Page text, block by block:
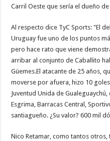
Carril Oeste que sería el dueño de
Al respecto dice TyC Sports: "El
Uruguay fue uno de los puntos
pero hace rato que viene
arribar al conjunto de Caballito
Güemes.El atacante de 25 años,
moverse por afuera, hizo 10
Juventud Unida de
Esgrima, Barracas Central,
santiagueño. ¿Su valor? 600 mil
Nico Retamar, como tantos otros,